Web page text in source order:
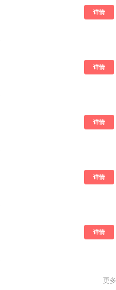
详情
详情
详情
详情
详情
更